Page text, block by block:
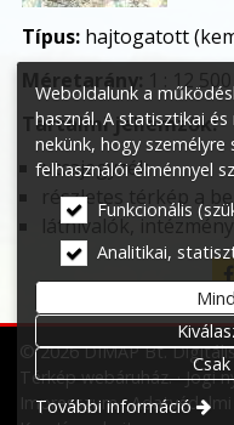
Típus: hajtogatott
Méretarány: 1 : 12 500
Tartalmi jellemzők:
utcajegyzék
részletes térkép a
látnivalók,
© 2026 DIMAP Bt.
Térkép webáruház. Jogi
Impresszum
Weboldalunk a
használ. A statisztikai
nekünk, hogy
felhasználói élménnyel
Funkcionális
Analitikai,
További információ